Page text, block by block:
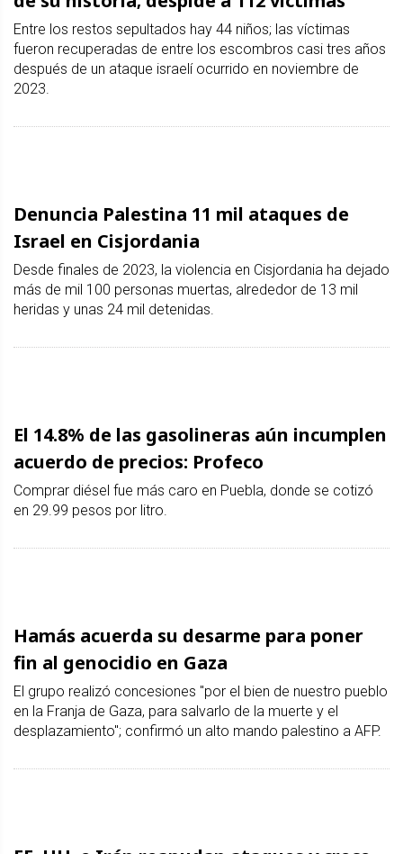
Entre los restos sepultados hay 44 niños; las víctimas
fueron recuperadas de entre los escombros casi tres años
después de un ataque israelí ocurrido en noviembre de
2023.
Denuncia Palestina 11 mil ataques de
Israel en Cisjordania
Desde finales de 2023, la violencia en Cisjordania ha dejado
más de mil 100 personas muertas, alrededor de 13 mil
heridas y unas 24 mil detenidas.
El 14.8% de las gasolineras aún incumplen
acuerdo de precios: Profeco
Comprar diésel fue más caro en Puebla, donde se cotizó
en 29.99 pesos por litro.
Hamás acuerda su desarme para poner
fin al genocidio en Gaza
El grupo realizó concesiones "por el bien de nuestro pueblo
en la Franja de Gaza, para salvarlo de la muerte y el
desplazamiento"; confirmó un alto mando palestino a AFP.